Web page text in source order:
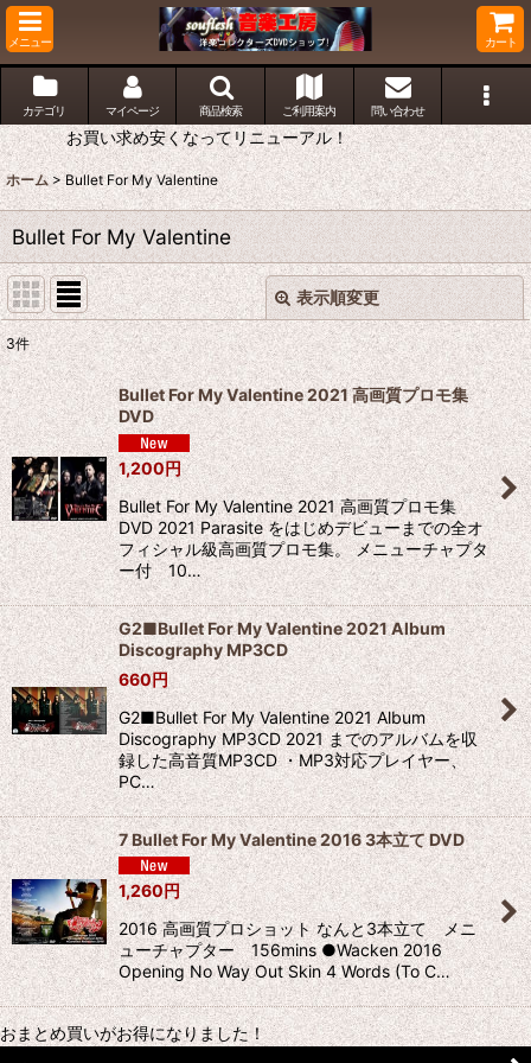
メニュー カート
カテゴリ マイページ 商品検索 ご利用案内 問い合わせ
お買い求め安くなってリニューアル！
ホーム > Bullet For My Valentine
Bullet For My Valentine
表示順変更
表示数:
並び順:
絞り込む
閉じる
3件
Bullet For My Valentine 2021 高画質プロモ集
DVD
1,200円
Bullet For My Valentine 2021 高画質プロモ集
DVD 2021 Parasite をはじめデビューまでの全オ
フィシャル級高画質プロモ集。 メニューチャプタ
ー付 10…
G2■Bullet For My Valentine 2021 Album
Discography MP3CD
660円
G2■Bullet For My Valentine 2021 Album
Discography MP3CD 2021 までのアルバムを収
録した高音質MP3CD ・MP3対応プレイヤー、
PC…
7 Bullet For My Valentine 2016 3本立て DVD
1,260円
2016 高画質プロショット なんと3本立て メニ
ューチャプター 156mins ●Wacken 2016
Opening No Way Out Skin 4 Words (To C…
おまとめ買いがお得になりました！